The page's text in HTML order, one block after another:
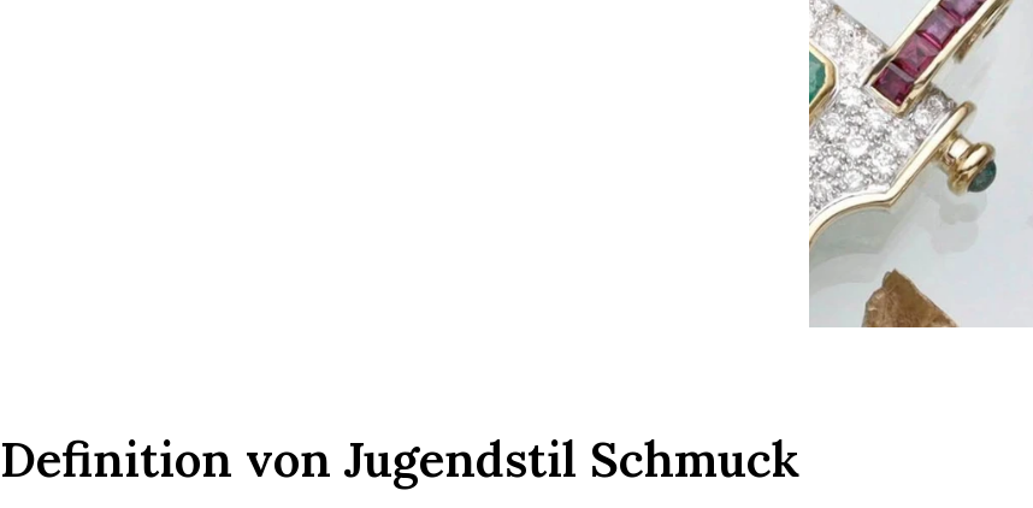
Definition von Jugendstil Schmuck